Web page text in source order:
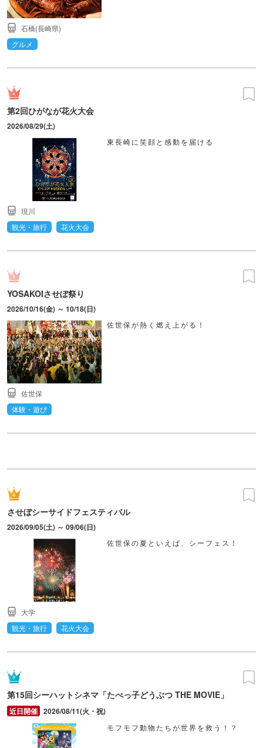
石橋(長崎県)
グルメ
第2回ひがなが花火大会
2026/08/29(土)
東長崎に笑顔と感動を届ける
現川
観光・旅行
花火大会
YOSAKOIさせぼ祭り
2026/10/16(金) ～ 10/18(日)
佐世保が熱く燃え上がる！
佐世保
体験・遊び
させぼシーサイドフェスティバル
2026/09/05(土) ～ 09/06(日)
佐世保の夏といえば、シーフェス！
大学
観光・旅行
花火大会
第15回シーハットシネマ「たべっ子どうぶつ THE MOVIE」
2026/08/11(火・祝)
モフモフ動物たちが世界を救う！？